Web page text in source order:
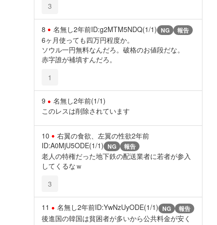
3
8 名無し2年前ID:g2MTM5NDQ(1/1) NG 報告
6ヶ月使っても四万円程度か。
ソウル一円無料なんだろ。破格のお値段だな。
赤字誰が補填すんだろ。
1
9 名無し2年前(1/1)
このレスは削除されています
10 右翼の食欲、左翼の性欲2年前
ID:A0MjU5ODE(1/1) NG 報告
老人の特権だった地下鉄の配送業者に若者が参入
してくるなｗ
3
11 名無し2年前ID:YwNzUyODE(1/1) NG 報告
後進国の韓国は貧困者が多いから公共料金が安く